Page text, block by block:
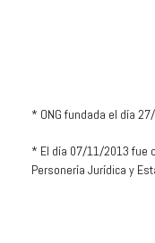
* ONG fundada el día
* El día 07/11/2013 fue
Personería Jurídica y